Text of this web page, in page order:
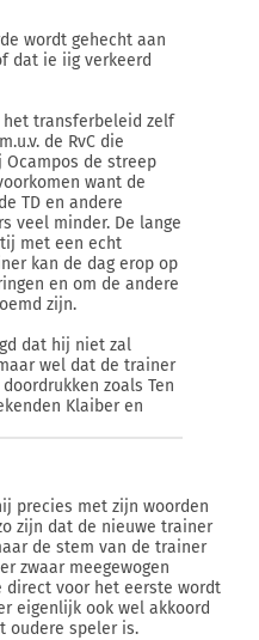
wordt gehecht aan
dat ie iig verkeerd
transferbeleid zelf
de RvC die
de streep
want de
TD en andere
veel minder. De lange
met een echt
kan de dag erop op
en om de andere
zijn.
dat hij niet zal
wel dat de trainer
zoals Ten
Klaiber en
precies met zijn woorden
zijn dat de nieuwe trainer
de stem van de trainer
zwaar meegewogen
direct voor het eerste wordt
eigenlijk ook wel akkoord
oudere speler is.